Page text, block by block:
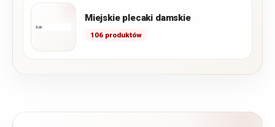
Miejskie plecaki damskie
106 produktów